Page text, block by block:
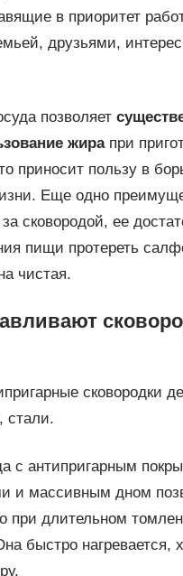
в приоритет
друзьями,
позволяет
жирапри
приносит пользу в
Еще одно
сковородой, ее
пищи протереть
чистая.
сковородки
стали.
с антипригарным
и массивным дном
при длительном
быстро нагревается,